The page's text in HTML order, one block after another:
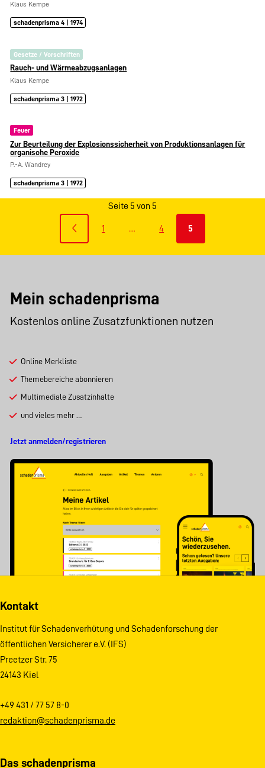
Klaus Kempe
schadenprisma 4 | 1974
Gesetze / Vorschriften
Rauch- und Wärmeabzugsanlagen
Klaus Kempe
schadenprisma 3 | 1972
Feuer
Zur Beurteilung der Explosionssicherheit von Produktionsanlagen für
organische Peroxide
P.-A. Wandrey
schadenprisma 3 | 1972
Seite 5 von 5
1 … 4 5
Mein schadenprisma
Kostenlos online Zusatzfunktionen nutzen
Online Merkliste
Themebereiche abonnieren
Multimediale Zusatzinhalte
und vieles mehr …
Jetzt anmelden/registrieren
Kontakt
Institut für Schadenverhütung und Schadenforschung der
öffentlichen Versicherer e.V. (IFS)
Preetzer Str. 75
24143 Kiel
+49 431 / 77 57 8-0
redaktion@schadenprisma.de
Das schadenprisma